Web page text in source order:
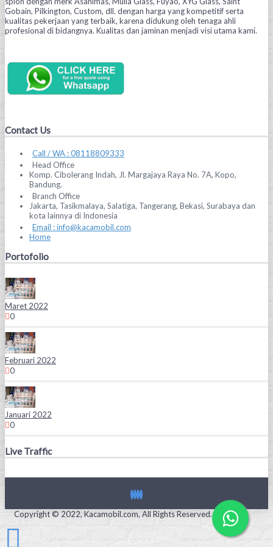
Gobain, Pilkington, Custom, dll. dengan harga yang kompetitif serta
kualitas pekerjaan yang terbaik, karena didukung oleh tenaga ahli
profesional di bidangnya. Kualitas dan jaminan menjadi visi utama kami.
Contact Us
Call / WA : 08118809333
Head Office
Komp. Cibolerang Indah, Jl. Margajaya Raya No. 7A, Kopo,
Bandung.
Branch Office
Jakarta, Tasikmalaya, Salatiga, Tangerang, Bekasi, Surabaya dan
kota lainnya di Indonesia
Email : info@kacamobil.com
Home
Portofolio
Maret 2022
0
Februari 2022
0
Januari 2022
0
Live Traffic
Copyright © 2022, Kacamobil.com, All Rights Reserved.